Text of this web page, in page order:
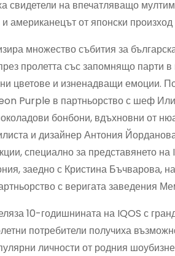
свидетели на впечатляващо
американецът от японски
множество събития за
пролетта със запомнящо парти
цветове и изненадващи емоции.
Purple в партньорство с шеф
бонбони, вдъхновни от
и дизайнер Антония
специално за представянето
заедно с Кристина Бъчварова,
с веригата заведения
10-годишнината на IQOS с
потребители получиха
личности от родния